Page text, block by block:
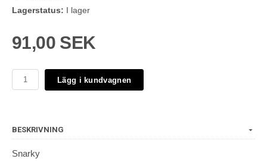
Lagerstatus: I lager
91,00 SEK
Lägg i kundvagnen
BESKRIVNING
Snarky